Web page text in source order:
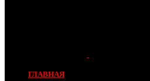
ГЛАВНАЯ